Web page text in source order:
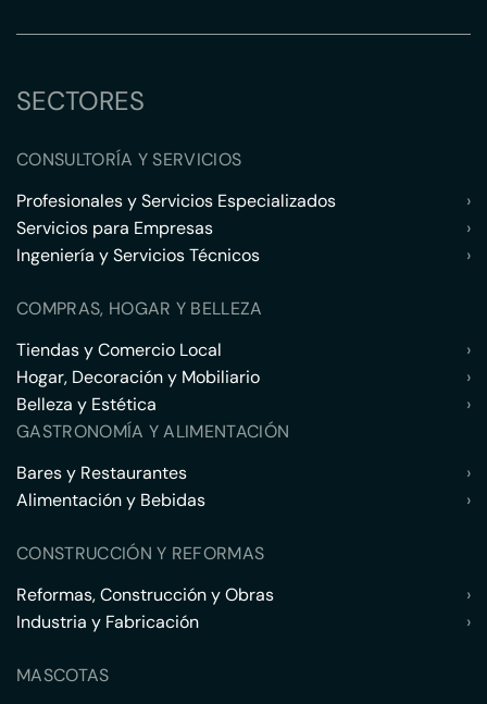
SECTORES
CONSULTORÍA Y SERVICIOS
Profesionales y Servicios Especializados
›
Servicios para Empresas
›
Ingeniería y Servicios Técnicos
›
COMPRAS, HOGAR Y BELLEZA
Tiendas y Comercio Local
›
Hogar, Decoración y Mobiliario
›
Belleza y Estética
›
GASTRONOMÍA Y ALIMENTACIÓN
Bares y Restaurantes
›
Alimentación y Bebidas
›
CONSTRUCCIÓN Y REFORMAS
Reformas, Construcción y Obras
›
Industria y Fabricación
›
MASCOTAS